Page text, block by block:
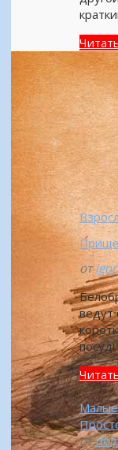
от
ведут
от